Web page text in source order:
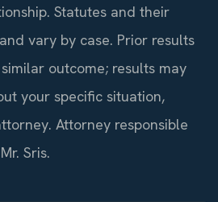
Statutes and their
vary by case. Prior results
outcome; results may
your specific situation,
Attorney responsible
Sris.